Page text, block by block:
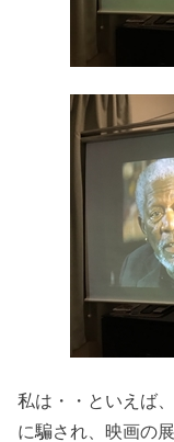
私は・・といえば
に騙され、映画の